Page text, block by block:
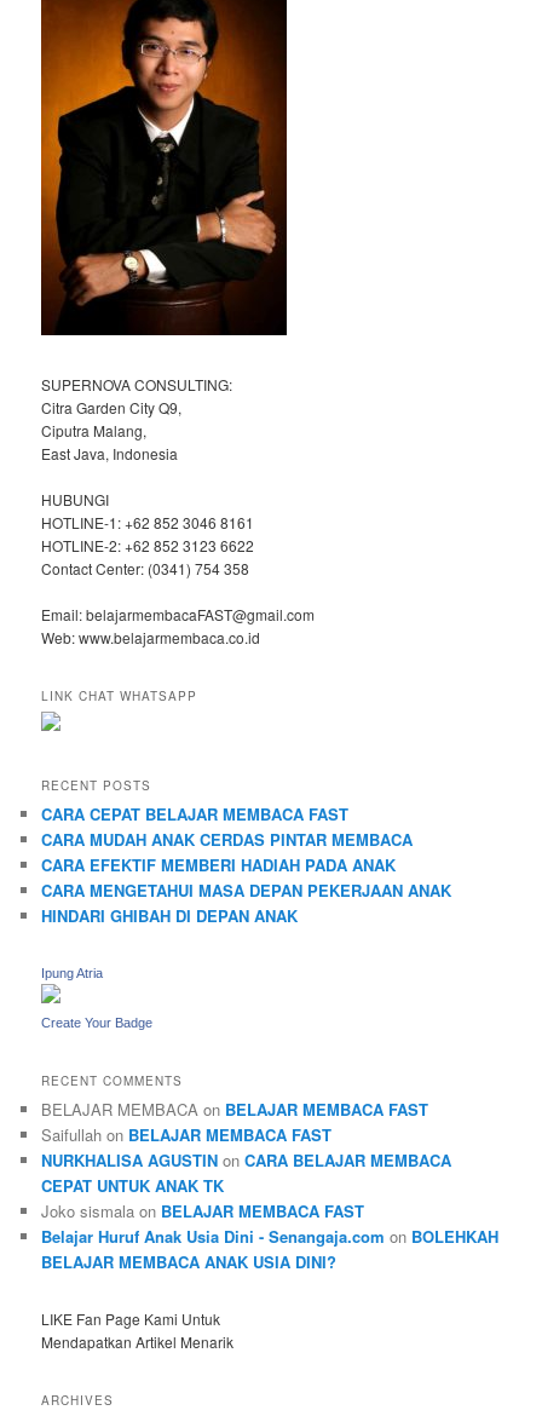
SUPERNOVA CONSULTING:
Citra Garden City Q9,
Ciputra Malang,
East Java, Indonesia
HUBUNGI
HOTLINE-1: +62 852 3046 8161
HOTLINE-2: +62 852 3123 6622
Contact Center: (0341) 754 358
Email: belajarmembacaFAST@gmail.com
Web: www.belajarmembaca.co.id
LINK CHAT WHATSAPP
RECENT POSTS
CARA CEPAT BELAJAR MEMBACA FAST
CARA MUDAH ANAK CERDAS PINTAR MEMBACA
CARA EFEKTIF MEMBERI HADIAH PADA ANAK
CARA MENGETAHUI MASA DEPAN PEKERJAAN ANAK
HINDARI GHIBAH DI DEPAN ANAK
Ipung Atria
Create Your Badge
RECENT COMMENTS
BELAJAR MEMBACA on BELAJAR MEMBACA FAST
Saifullah on BELAJAR MEMBACA FAST
NURKHALISA AGUSTIN onCARA BELAJAR MEMBACA
CEPAT UNTUK ANAK TK
Joko sismala on BELAJAR MEMBACA FAST
Belajar Huruf Anak Usia Dini - Senangaja.com on BOLEHKAH
BELAJAR MEMBACA ANAK USIA DINI?
LIKE Fan Page Kami Untuk
Mendapatkan Artikel Menarik
ARCHIVES